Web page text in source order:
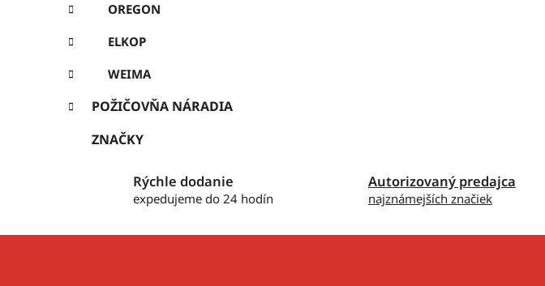
OREGON
ELKOP
WEIMA
POŽIČOVŇA NÁRADIA
ZNAČKY
Rýchle dodanie
expedujeme do 24 hodín
Autorizovaný predajca
najznámejších značiek